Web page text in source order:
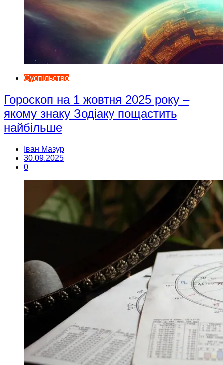
Суспільство
Гороскоп на 1 жовтня 2025 року –
якому знаку Зодіаку пощастить
найбільше
Іван Мазур
30.09.2025
0